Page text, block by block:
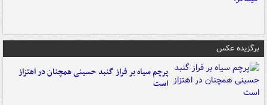
برگزیده عکس
پرچم سیاه بر فراز گنبد حسینی همچنان در اهتزاز
است